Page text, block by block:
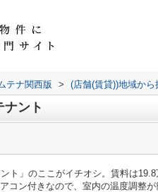
テナ関西版 > (店舗(賃貸))地域から
ナント
ント」のここがイチオシ。賃料は
コン付きなので、室内の温度調整が